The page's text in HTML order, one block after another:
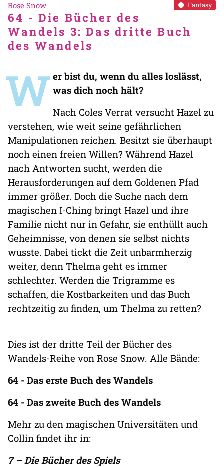
Fantasy
Rose Snow
64 - Die Bücher des
Wandels 3: Das dritte Buch
des Wandels
W er bist du, wenn du alles loslässt,
was dich noch hält?
Nach Coles Verrat versucht Hazel zu
verstehen, wie weit seine gefährlichen
Manipulationen reichen. Besitzt sie überhaupt
noch einen freien Willen? Während Hazel
nach Antworten sucht, werden die
Herausforderungen auf dem Goldenen Pfad
immer größer. Doch die Suche nach dem
magischen I-Ching bringt Hazel und ihre
Familie nicht nur in Gefahr, sie enthüllt auch
Geheimnisse, von denen sie selbst nichts
wusste. Dabei tickt die Zeit unbarmherzig
weiter, denn Thelma geht es immer
schlechter. Werden die Trigramme es
schaffen, die Kostbarkeiten und das Buch
rechtzeitig zu finden, um Thelma zu retten?
Dies ist der dritte Teil der Bücher des
Wandels-Reihe von Rose Snow. Alle Bände:
64 - Das erste Buch des Wandels
64 - Das zweite Buch des Wandels
Mehr zu den magischen Universitäten und
Collin findet ihr in:
7 – Die Bücher des Spiels